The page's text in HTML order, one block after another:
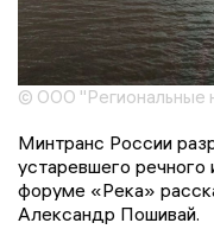
© ООО "Региональные
Минтранс России
устаревшего
форуме «Река»
Александр Пошивай.